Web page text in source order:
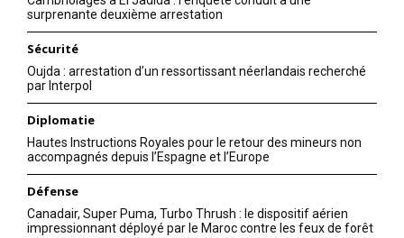
Related
Mohammed ben Zayed
Al Nahyane élu nouveau
président des EAU
Le Conseil suprême des
Émirats arabes unis a élu
samedi Mohammed ben
Zayed Al Nahyan, l’émir d’Abu
de SM le Roi Mohammed VI
surprenante deuxième arrestation
Sécurité
Oujda : arrestation d’un ressortissant néerlandais recherché
par Interpol
Diplomatie
Hautes Instructions Royales pour le retour des mineurs non
accompagnés depuis l’Espagne et l’Europe
Défense
Canadair, Super Puma, Turbo Thrush : le dispositif aérien
impressionnant déployé par le Maroc contre les feux de forêt